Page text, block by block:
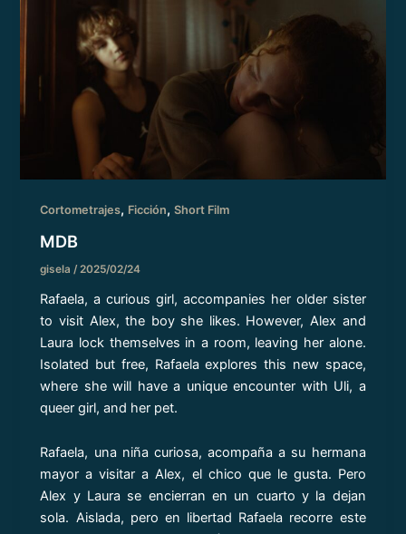
Cortometrajes, Ficción,Short Film
MDB
gisela/2025/02/24
Rafaela, a curious girl, accompanies her older sister
to visit Alex, the boy she likes. However, Alex and
Laura lock themselves in a room, leaving her alone.
Isolated but free, Rafaela explores this new space,
where she will have a unique encounter with Uli, a
queer girl, and her pet.
Rafaela, una niña curiosa, acompaña a su hermana
mayor a visitar a Alex, el chico que le gusta. Pero
Alex y Laura se encierran en un cuarto y la dejan
sola. Aislada, pero en libertad Rafaela recorre este